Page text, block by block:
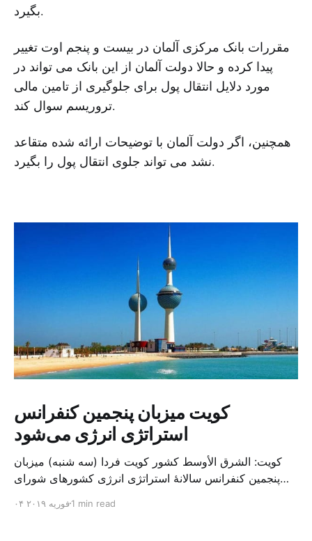
بگیرد.
مقررات بانک مرکزی آلمان در بیست و پنجم اوت تغییر
پیدا کرده و حالا دولت آلمان از این بانک می تواند در
مورد دلایل انتقال پول برای جلوگیری از تامین مالی
تروریسم سوال کند.
همچنین، اگر دولت آلمان با توضیحات ارائه شده متقاعد
نشد می تواند جلوی انتقال پول را بگیرد.
کویت میزبان پنجمین کنفرانس
استراتژی انرژی می‌شود
کویت: الشرق الأوسط کشور کویت فردا (سه شنبه) میزبان
پنجمین کنفرانس سالانهٔ استراتژی انرژی کشورهای شورای
متخصص از شرکت‌های جهانی نفت و گاز در این کنفرانس
۰۴ فوریه ۲۰۱۹1 min read